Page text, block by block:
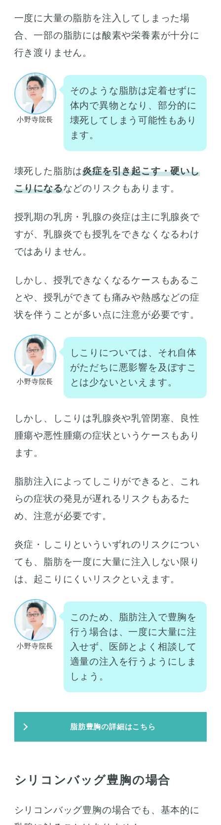
一度に大量の脂肪を注入してしまった場
合、一部の脂肪には酸素や栄養素が十分に
行き渡りません。
小野寺院長
そのような脂肪は定着せずに
体内で異物となり、部分的に
壊死してしまう可能性もあり
ます。
壊死した脂肪は炎症を引き起こす・硬いし
こりになるなどのリスクもあります。
授乳期の乳房・乳腺の炎症は主に乳腺炎で
すが、乳腺炎でも授乳をできなくなるわけ
ではありません。
しかし、授乳できなくなるケースもあるこ
とや、授乳ができても痛みや熱感などの症
状を伴うことが多い点に注意が必要です。
小野寺院長
しこりについては、それ自体
がただちに悪影響を及ぼすこ
とは少ないといえます。
しかし、しこりは乳腺炎や乳管閉塞、良性
腫瘍や悪性腫瘍の症状というケースもあり
ます。
脂肪注入によってしこりができると、これ
らの症状の発見が遅れるリスクもあるた
め、注意が必要です。
炎症・しこりといういずれのリスクについ
ても、脂肪を一度に大量に注入しない限り
は、起こりにくいリスクといえます。
小野寺院長
このため、脂肪注入で豊胸を
行う場合は、一度に大量に注
入せず、医師とよく相談して
適量の注入を行うようにしま
しょう。
脂肪豊胸の詳細はこちら
シリコンバッグ豊胸の場合
シリコンバッグ豊胸の場合でも、基本的に